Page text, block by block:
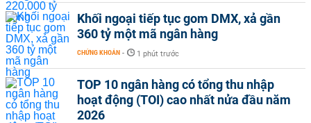
Khối ngoại tiếp tục gom DMX, xả gần
360 tỷ một mã ngân hàng
CHỨNG KHOÁN - 1 phút trước
TOP 10 ngân hàng có tổng thu nhập
hoạt động (TOI) cao nhất nửa đầu năm
2026